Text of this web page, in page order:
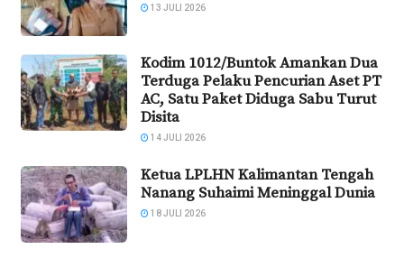
13 JULI 2026
Kodim 1012/Buntok Amankan Dua
Terduga Pelaku Pencurian Aset PT
AC, Satu Paket Diduga Sabu Turut
Disita
14 JULI 2026
Ketua LPLHN Kalimantan Tengah
Nanang Suhaimi Meninggal Dunia
18 JULI 2026